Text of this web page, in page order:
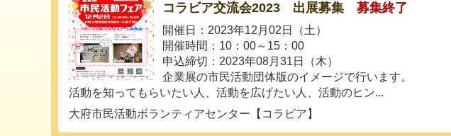
コラビア交流会2023 出展募集 募集終了
開催日：2023年12月02日（土）
開催時間：10：00～15：00
申込締切：2023年08月31日（木）
企業展の市民活動団体版のイメージで行います。
活動を知ってもらいたい人、活動を広げたい人、活動のヒン...
大府市民活動ボランティアセンター【コラビア】